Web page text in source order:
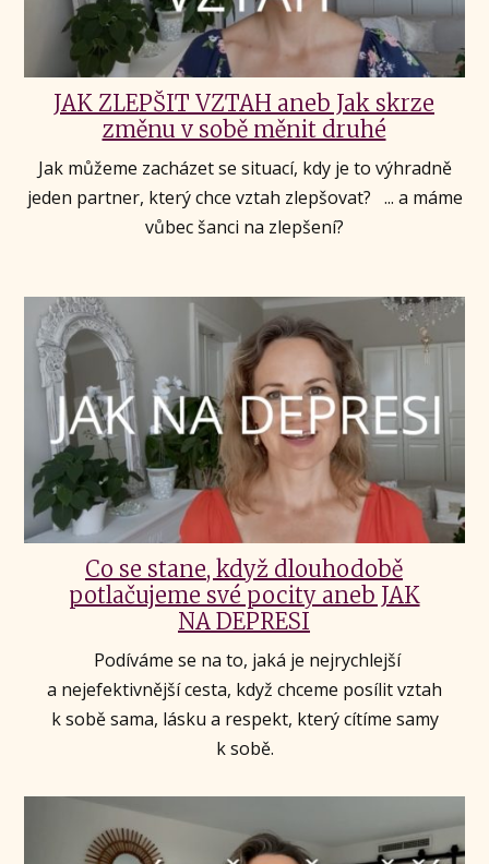
JAK ZLEPŠIT VZTAH aneb Jak skrze
změnu v sobě měnit druhé
Jak můžeme zacházet se situací, kdy je to výhradně
jeden partner, který chce vztah zlepšovat? ... a máme
vůbec šanci na zlepšení?
Co se stane, když dlouhodobě
potlačujeme své pocity aneb JAK
NA DEPRESI
Podíváme se na to, jaká je nejrychlejší
a nejefektivnější cesta, když chceme posílit vztah
k sobě sama, lásku a respekt, který cítíme samy
k sobě.